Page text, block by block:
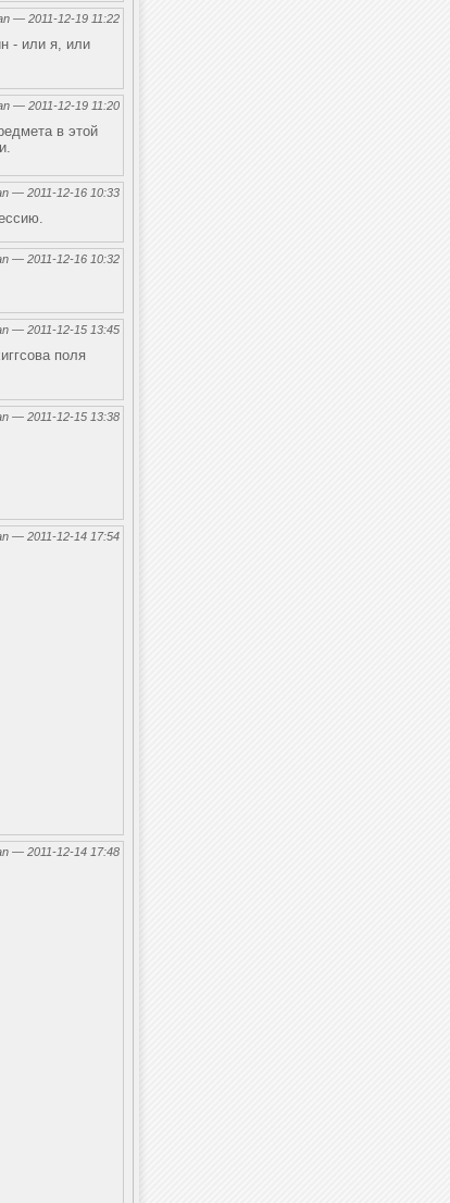
— 2011-12-19 11:22
- или я, или
— 2011-12-19 11:20
в этой
— 2011-12-16 10:33
— 2011-12-16 10:32
— 2011-12-15 13:45
поля
— 2011-12-15 13:38
— 2011-12-14 17:54
— 2011-12-14 17:48